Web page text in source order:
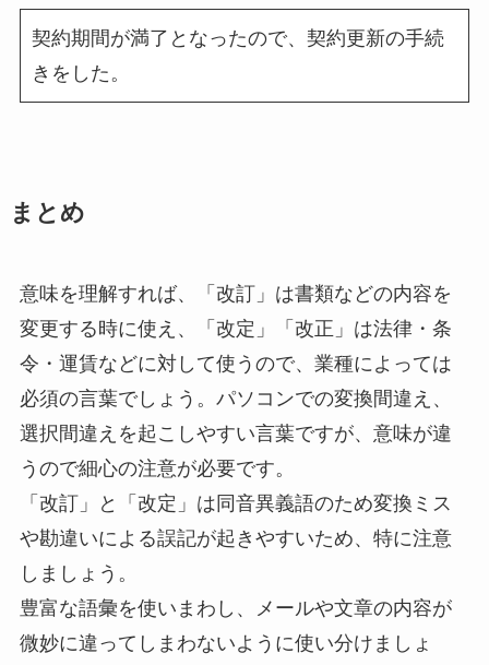
契約期間が満了となったので、契約更新の手続
きをした。
まとめ
意味を理解すれば、「改訂」は書類などの内容を
変更する時に使え、「改定」「改正」は法律・条
令・運賃などに対して使うので、業種によっては
必須の言葉でしょう。パソコンでの変換間違え、
選択間違えを起こしやすい言葉ですが、意味が違
うので細心の注意が必要です。
「改訂」と「改定」は同音異義語のため変換ミス
や勘違いによる誤記が起きやすいため、特に注意
しましょう。
豊富な語彙を使いまわし、メールや文章の内容が
微妙に違ってしまわないように使い分けましょ